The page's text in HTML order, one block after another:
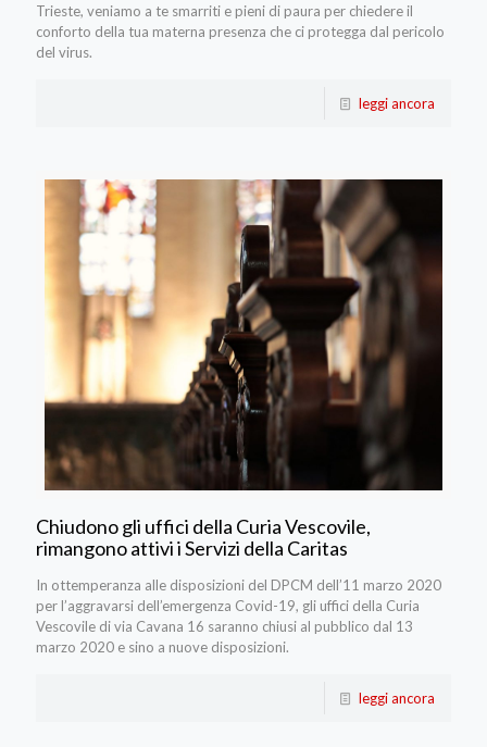
Trieste, veniamo a te smarriti e pieni di paura per chiedere il
conforto della tua materna presenza che ci protegga dal pericolo
del virus.
leggi ancora
Chiudono gli uffici della Curia Vescovile,
rimangono attivi i Servizi della Caritas
In ottemperanza alle disposizioni del DPCM dell’11 marzo 2020
per l’aggravarsi dell’emergenza Covid-19, gli uffici della Curia
Vescovile di via Cavana 16 saranno chiusi al pubblico dal 13
marzo 2020 e sino a nuove disposizioni.
leggi ancora